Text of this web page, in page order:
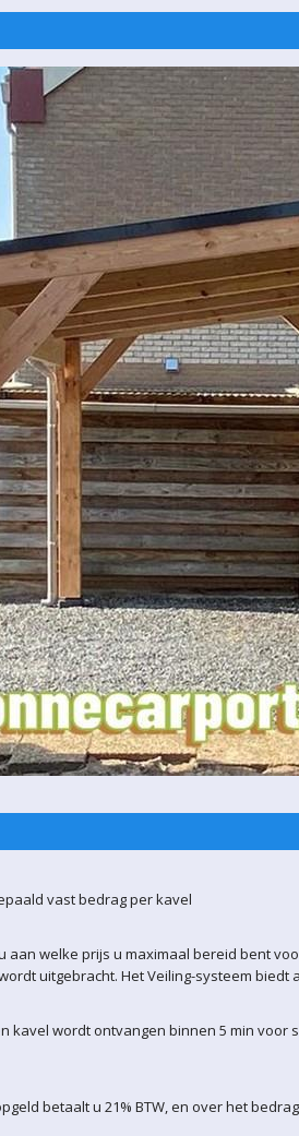
vast bedrag per kavel
aan welke prijs u maximaal bereid bent
uitgebracht. Het Veiling-systeem
kavel wordt ontvangen binnen 5 min
betaalt u 21% BTW, en over het bedrag